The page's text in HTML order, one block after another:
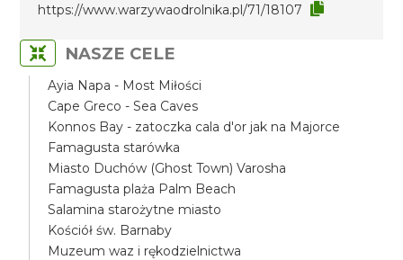
https://www.warzywaodrolnika.pl/71/18107
NASZE CELE
Ayia Napa - Most Miłości
Cape Greco - Sea Caves
Konnos Bay - zatoczka cala d'or jak na Majorce
Famagusta starówka
Miasto Duchów (Ghost Town) Varosha
Famagusta plaża Palm Beach
Salamina starożytne miasto
Kościół św. Barnaby
Muzeum waz i rękodzielnictwa